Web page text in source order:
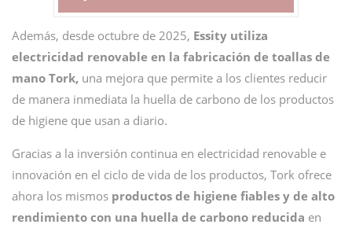
Además, desde octubre de 2025, Essity utiliza
electricidad renovable en la fabricación de toallas de
mano Tork, una mejora que permite a los clientes reducir
de manera inmediata la huella de carbono de los productos
de higiene que usan a diario.
Gracias a la inversión continua en electricidad renovable e
innovación en el ciclo de vida de los productos, Tork ofrece
ahora los mismos productos de higiene fiables y de alto
rendimiento con una huella de carbono reducida en